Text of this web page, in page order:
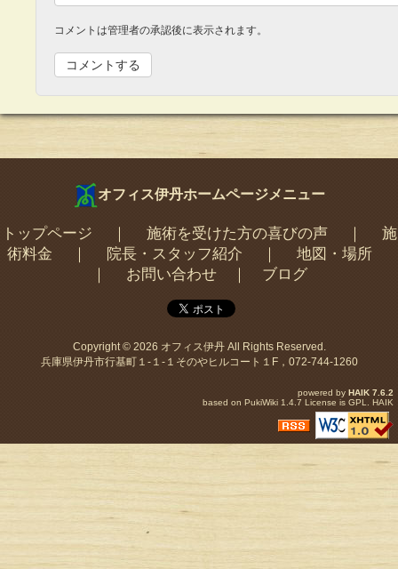
コメントは管理者の承認後に表示されます。
オフィス伊丹ホームページメニュー
トップページ 施術を受けた方の喜びの声｜ 施
術料金
院長・スタッフ紹介
地図・場所
お問い合わせ｜ ブログ
Copyright © 2026 オフィス伊丹All Rights Reserved.
兵庫県伊丹市行基町１-１-１そのやヒルコート１F，072-744-1260
powered by HAIK 7.6.2
based on PukiWiki 1.4.7 License is GPL. HAIK